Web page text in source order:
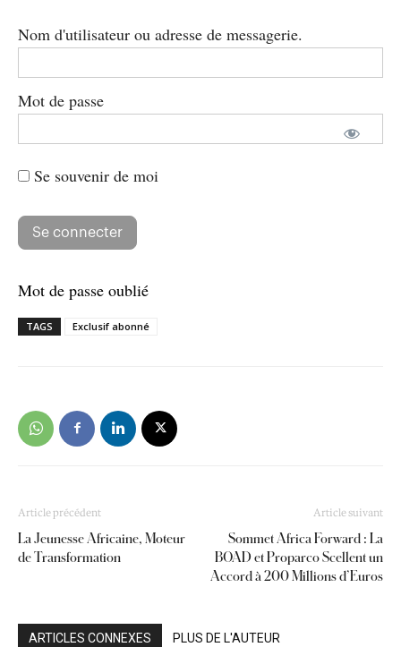
Nom d'utilisateur ou adresse de messagerie.
Mot de passe
Se souvenir de moi
Mot de passe oublié
TAGS Exclusif abonné
Article précédent
La Jeunesse Africaine, Moteur
de Transformation
Article suivant
Sommet Africa Forward : La
BOAD et Proparco Scellent un
Accord à 200 Millions d’Euros
ARTICLES CONNEXES PLUS DE L'AUTEUR